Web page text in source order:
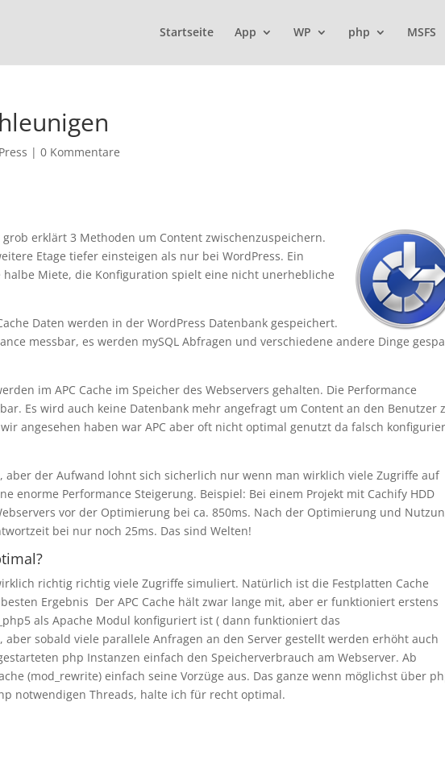
Startseite App WP php MSFS
|0 Kommentare
erklärt 3 Methoden um Content zwischenzuspeichern.
Etage tiefer einsteigen als nur bei WordPress. Ein
Miete, die Konfiguration spielt eine nicht unerhebliche
Daten werden in der WordPress Datenbank gespeichert.
messbar, es werden mySQL Abfragen und verschiedene andere Dinge
im APC Cache im Speicher des Webservers gehalten. Die Performance
Es wird auch keine Datenbank mehr angefragt um Content an den Benutzer
angesehen haben war APC aber oft nicht optimal genutzt da falsch
aber der Aufwand lohnt sich sicherlich nur wenn man wirklich viele Zugriffe auf
enorme Performance Steigerung. Beispiel: Bei einem Projekt mit Cachify HDD
vor der Optimierung bei ca. 850ms. Nach der Optimierung und
bei nur noch 25ms. Das sind Welten!
richtig richtig viele Zugriffe simuliert. Natürlich ist die Festplatten Cache
Ergebnis Der APC Cache hält zwar lange mit, aber er funktioniert erstens
als Apache Modul konfiguriert ist ( dann funktioniert das
aber sobald viele parallele Anfragen an den Server gestellt werden erhöht auch
php Instanzen einfach den Speicherverbrauch am Webserver. Ab
(mod_rewrite) einfach seine Vorzüge aus. Das ganze wenn möglichst über
notwendigen Threads, halte ich für recht optimal.